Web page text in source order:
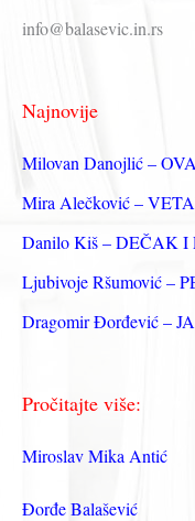
а
з
а
info@balasevic.in.rs
Najnovije
Milovan Danojlić –
Mira Alečković –
Danilo Kiš – DEČAK I
Ljubivoje Ršumović –
Dragomir Đorđević –
Pročitajte više:
Miroslav Mika Antić
Đorđe Balašević